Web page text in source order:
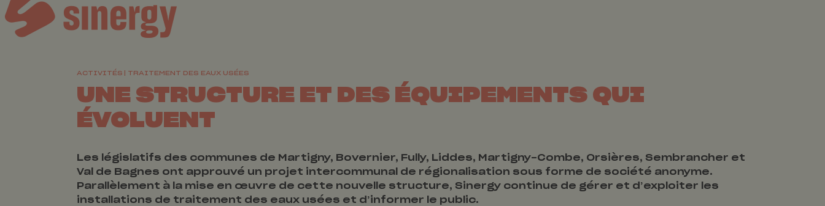
ACTIVITÉS TRAITEMENT DES EAUX USÉES
UNE STRUCTURE ET DES ÉQUIPEMENTS QUI
ÉVOLUENT
Les législatifs des communes de Martigny, Bovernier, Fully, Liddes, Martigny-Combe, Orsières, Sembrancher et
Val de Bagnes ont approuvé un projet intercommunal de régionalisation sous forme de société anonyme.
Parallèlement à la mise en œuvre de cette nouvelle structure, Sinergy continue de gérer et d’exploiter les
installations de traitement des eaux usées et d’informer le public.